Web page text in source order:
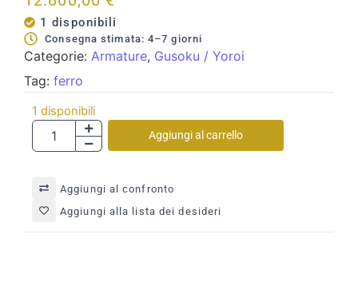
1 disponibili
Consegna stimata: 4–7 giorni
Categorie: Armature, Gusoku / Yoroi
Tag: ferro
1 disponibili
Aggiungi al carrello
Aggiungi al confronto
Aggiungi alla lista dei desideri